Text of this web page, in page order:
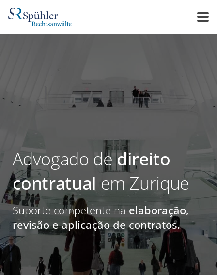
Advogado de direito
contratual em Zurique
Suporte competente naelaboração,
revisão e aplicação de contratos.